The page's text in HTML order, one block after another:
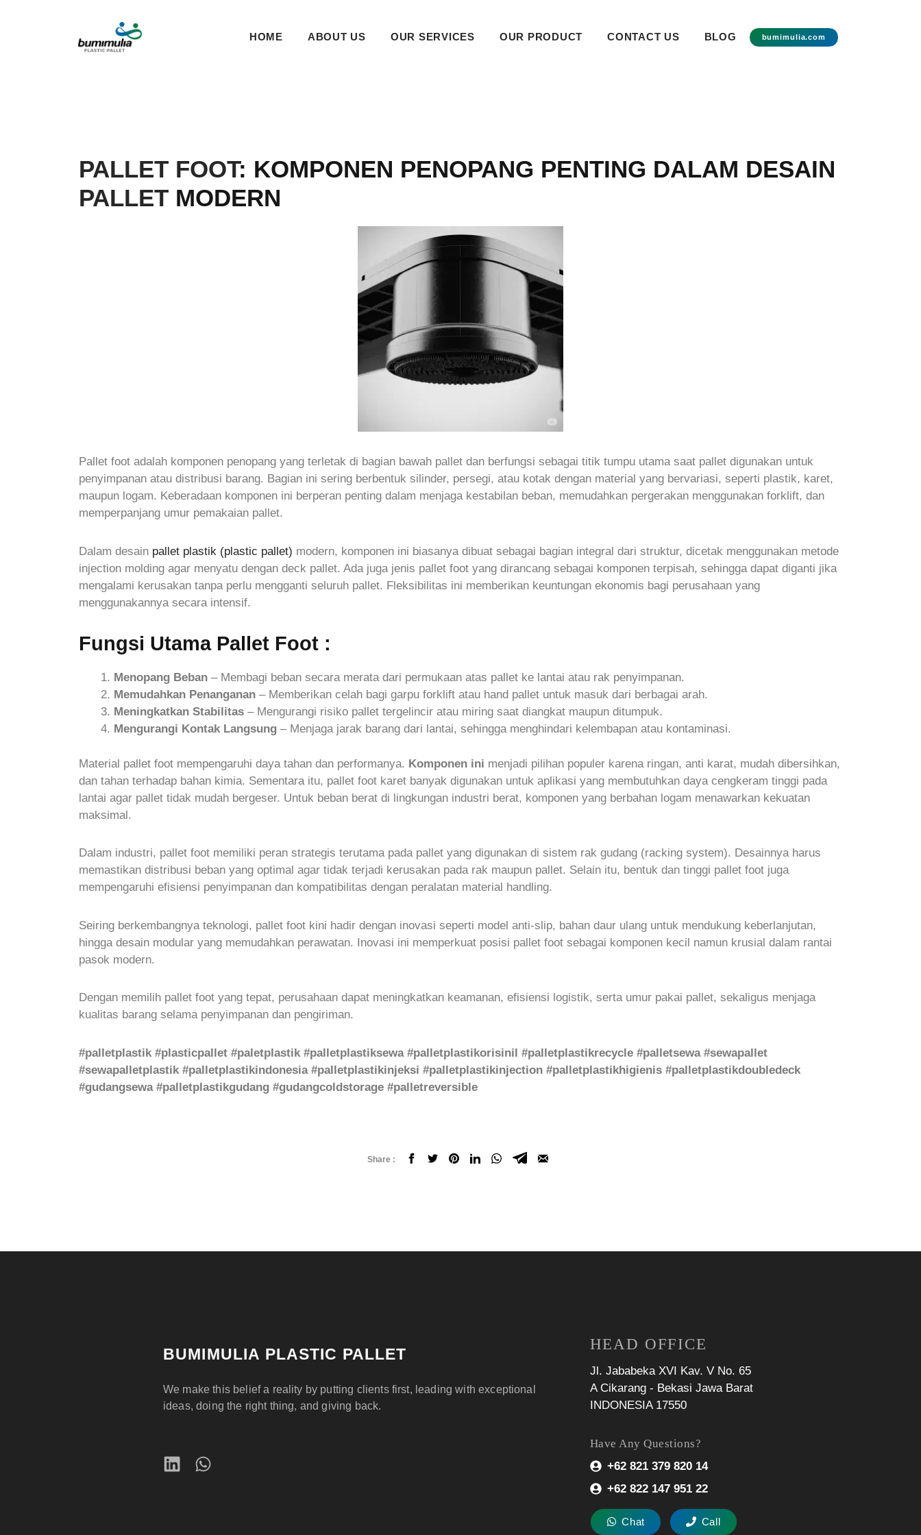
HOME ABOUT US OUR SERVICES OUR PRODUCT CONTACT US BLOG bumimulia.com
PALLET FOOT: KOMPONEN PENOPANG PENTING DALAM DESAIN
PALLET MODERN
Pallet foot adalah komponen penopang yang terletak di bagian bawah pallet dan berfungsi sebagai titik tumpu utama saat pallet digunakan untuk
penyimpanan atau distribusi barang. Bagian ini sering berbentuk silinder, persegi, atau kotak dengan material yang bervariasi, seperti plastik, karet,
maupun logam. Keberadaan komponen ini berperan penting dalam menjaga kestabilan beban, memudahkan pergerakan menggunakan forklift, dan
memperpanjang umur pemakaian pallet.
Dalam desain pallet plastik (plastic pallet) modern, komponen ini biasanya dibuat sebagai bagian integral dari struktur, dicetak menggunakan metode
injection molding agar menyatu dengan deck pallet. Ada juga jenis pallet foot yang dirancang sebagai komponen terpisah, sehingga dapat diganti jika
mengalami kerusakan tanpa perlu mengganti seluruh pallet. Fleksibilitas ini memberikan keuntungan ekonomis bagi perusahaan yang
menggunakannya secara intensif.
Fungsi Utama Pallet Foot :
Menopang Beban – Membagi beban secara merata dari permukaan atas pallet ke lantai atau rak penyimpanan.
Memudahkan Penanganan – Memberikan celah bagi garpu forklift atau hand pallet untuk masuk dari berbagai arah.
Meningkatkan Stabilitas – Mengurangi risiko pallet tergelincir atau miring saat diangkat maupun ditumpuk.
Mengurangi Kontak Langsung – Menjaga jarak barang dari lantai, sehingga menghindari kelembapan atau kontaminasi.
Material pallet foot mempengaruhi daya tahan dan performanya. Komponen ini menjadi pilihan populer karena ringan, anti karat, mudah dibersihkan,
dan tahan terhadap bahan kimia. Sementara itu, pallet foot karet banyak digunakan untuk aplikasi yang membutuhkan daya cengkeram tinggi pada
lantai agar pallet tidak mudah bergeser. Untuk beban berat di lingkungan industri berat, komponen yang berbahan logam menawarkan kekuatan
maksimal.
Dalam industri, pallet foot memiliki peran strategis terutama pada pallet yang digunakan di sistem rak gudang (racking system). Desainnya harus
memastikan distribusi beban yang optimal agar tidak terjadi kerusakan pada rak maupun pallet. Selain itu, bentuk dan tinggi pallet foot juga
mempengaruhi efisiensi penyimpanan dan kompatibilitas dengan peralatan material handling.
Seiring berkembangnya teknologi, pallet foot kini hadir dengan inovasi seperti model anti-slip, bahan daur ulang untuk mendukung keberlanjutan,
hingga desain modular yang memudahkan perawatan. Inovasi ini memperkuat posisi pallet foot sebagai komponen kecil namun krusial dalam rantai
pasok modern.
Dengan memilih pallet foot yang tepat, perusahaan dapat meningkatkan keamanan, efisiensi logistik, serta umur pakai pallet, sekaligus menjaga
kualitas barang selama penyimpanan dan pengiriman.
#palletplastik #plasticpallet #paletplastik #palletplastiksewa #palletplastikorisinil #palletplastikrecycle #palletsewa #sewapallet
#sewapalletplastik #palletplastikindonesia #palletplastikinjeksi #palletplastikinjection #palletplastikhigienis #palletplastikdoubledeck
#gudangsewa #palletplastikgudang #gudangcoldstorage #palletreversible
Share :
BUMIMULIA PLASTIC PALLET
We make this belief a reality by putting clients first, leading with exceptional
ideas, doing the right thing, and giving back.
HEAD OFFICE
Jl. Jababeka XVI Kav. V No. 65
A Cikarang - Bekasi Jawa Barat
INDONESIA 17550
Have Any Questions?
+62 821 379 820 14
+62 822 147 951 22
Chat Call